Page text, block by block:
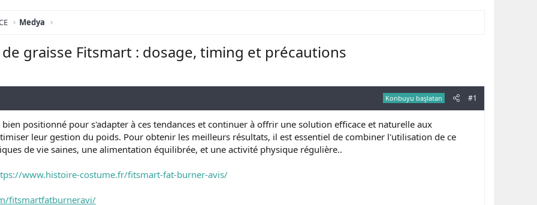
Medya
graisse Fitsmart : dosage, timing et précautions
Konbuyu başlatan #1
positionné pour s'adapter à ces tendances et continuer à offrir une solution efficace et naturelle aux
leur gestion du poids. Pour obtenir les meilleurs résultats, il est essentiel de combiner l'utilisation de ce
de vie saines, une alimentation équilibrée, et une activité physique régulière..
www.histoire-costume.fr/fitsmart-fat-burner-avis/
fitsmartfatburneravi/